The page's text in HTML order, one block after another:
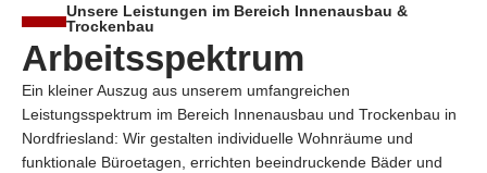
Unsere Leistungen im Bereich Innenausbau &
Trockenbau
Arbeitsspektrum
Ein kleiner Auszug aus unserem umfangreichen
Leistungsspektrum im Bereich Innenausbau und Trockenbau in
Nordfriesland: Wir gestalten individuelle Wohnräume und
funktionale Büroetagen, errichten beeindruckende Bäder und